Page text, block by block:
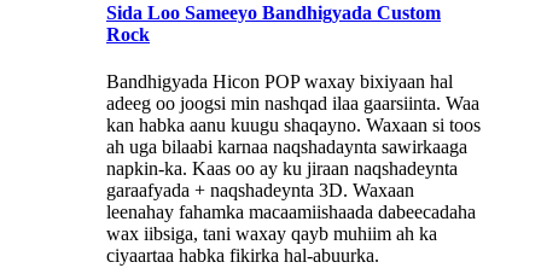
Sida Loo Sameeyo Bandhigyada Custom
Rock
Bandhigyada Hicon POP waxay bixiyaan hal
adeeg oo joogsi min nashqad ilaa gaarsiinta. Waa
kan habka aanu kuugu shaqayno. Waxaan si toos
ah uga bilaabi karnaa naqshadaynta sawirkaaga
napkin-ka. Kaas oo ay ku jiraan naqshadeynta
garaafyada + naqshadeynta 3D. Waxaan
leenahay fahamka macaamiishaada dabeecadaha
wax iibsiga, tani waxay qayb muhiim ah ka
ciyaartaa habka fikirka hal-abuurka.